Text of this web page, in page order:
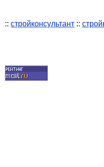
:: стройконсультант ::